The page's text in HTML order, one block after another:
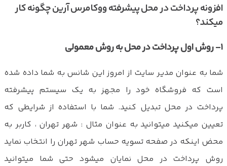
افزونه پرداخت در محل پیشرفته ووکامرس آرین چگونه کار
میکند؟
۱- روش اول پرداخت در محل به روش معمولی
شما به عنوان مدیر سایت از امروز این شانس به شما داده شده
است که فروشگاه خود را مجهز به یک سیستم پیشرفته
پرداخت در محل تبدیل کنید. شما با استفاده از شرایطی که
تعیین میکنید میتوانید به عنوان مثال : شهر تهران ، کاربر به
محض اینکه در صفحه تسویه حساب شهر تهران را انتخاب نماید
روش پرداخت در محل نمایان میشود حتی شما میتوانید